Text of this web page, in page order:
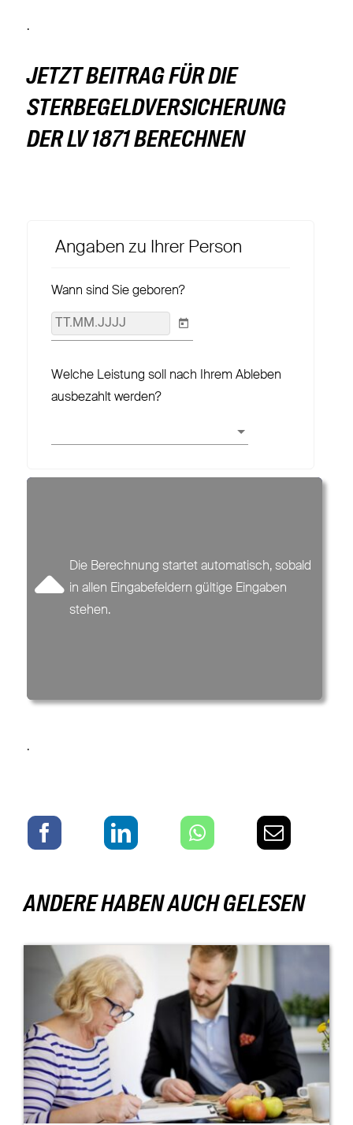
.
JETZT BEITRAG FÜR DIE
STERBEGELDVERSICHERUNG
DER LV 1871 BERECHNEN
Angaben zu Ihrer Person
Wann sind Sie geboren?
TT.MM.JJJJ
Welche Leistung soll nach Ihrem Ableben
ausbezahlt werden?
Die Berechnung startet automatisch, sobald
in allen Eingabefeldern gültige Eingaben
stehen.
0,00 €
.
ANDERE HABEN AUCH GELESEN